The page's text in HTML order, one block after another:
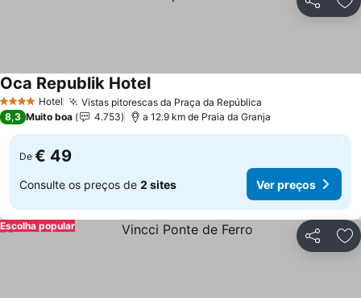
Partilhar
4 EstrelasHotel Vistas pitorescas da Praça da República
Oca Republik HotelVer preços
8,3 Muito boa 4.753 a 12.9 km de Praia da Granja
De € 49
Consulte os preços de 2 sites Ver preços
Partilhar
Escolha popular